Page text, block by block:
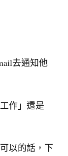
去通知他
作」還是
以的話，下